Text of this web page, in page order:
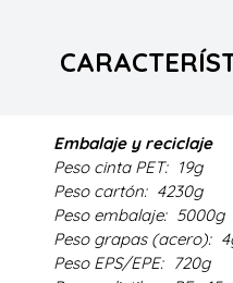
Embalaje y reciclaje
Peso cinta PET: 19g
Peso cartón: 4230g
Peso embalaje: 5000g
Peso grapas (acero):
Peso EPS/EPE: 720g